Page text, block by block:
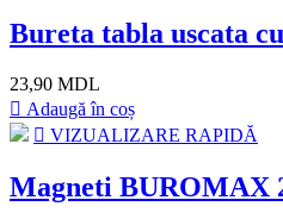
Bureta tabla uscata
23,90 MDL
Adaugă în coș
VIZUALIZARE RAPIDĂ
Magneti BUROMAX